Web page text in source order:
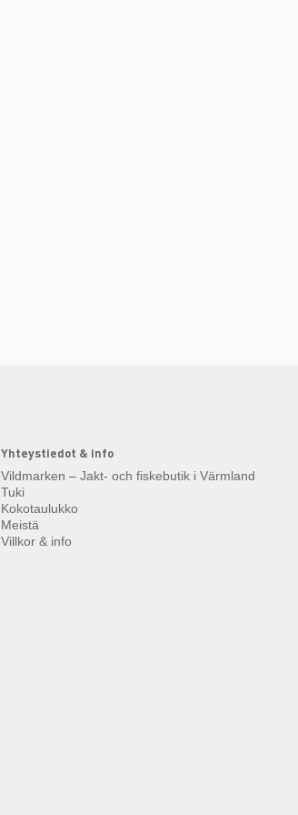
Yhteystiedot & info
Vildmarken – Jakt- och fiskebutik i Värmland
Tuki
Kokotaulukko
Meistä
Villkor & info